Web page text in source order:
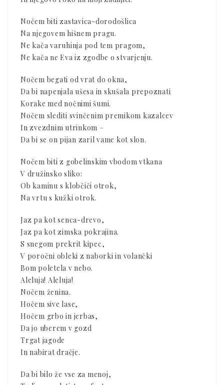
Nočem biti zastavica-dorodošlica
Na njegovem hišnem pragu.
Ne kača varuhinja pod tem pragom,
Ne kača ne Eva iz zgodbe o stvarjenju.
Nočem begati od vrat do okna,
Da bi napenjala ušesa in skušala prepoznati
Korake med nočnimi šumi.
Nočem slediti svinčenim premikom kazalcev
In zvezdnim utrinkom –
Da bi se on pijan zaril vame kot slon.
Nočem biti z gobelinskim vbodom vtkana
V družinsko sliko:
Ob kaminu s klobčiči otrok,
Na vrtu s kužki otrok.
Jaz pa kot senca-drevo,
Jaz pa kot zimska pokrajina.
S snegom prekrit kipec,
V poročni obleki z naborki in volančki
Bom poletela v nebo.
Aleluja! Aleluja!
Nočem ženina.
Hočem sive lase,
Hočem grbo in jerbas,
Da jo uberem v gozd
Trgat jagode
In nabirat dračje.
Da bi bilo že vse za menoj,